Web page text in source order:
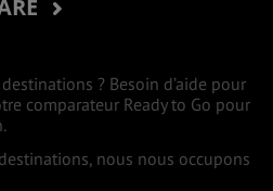
? Besoin d’aide pour
comparateur Ready to Go pour
nous nous occupons